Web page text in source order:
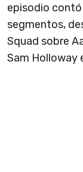
episodio
segmentos,
Squad sobre
Sam Holloway